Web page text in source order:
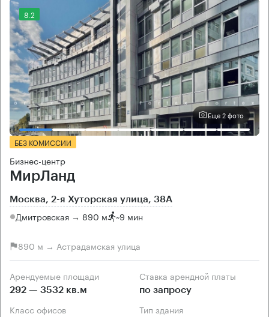
8.2
Еще 2 фото
БЕЗ КОМИССИИ
Бизнес-центр
МирЛанд
Москва, 2-я Хуторская улица, 38А
Дмитровская → 890 м ~9 мин
890 м → Астрадамская улица
Арендуемые площади
292 — 3532 кв.м
Ставка арендной платы
по запросу
Класс офисов Тип здания